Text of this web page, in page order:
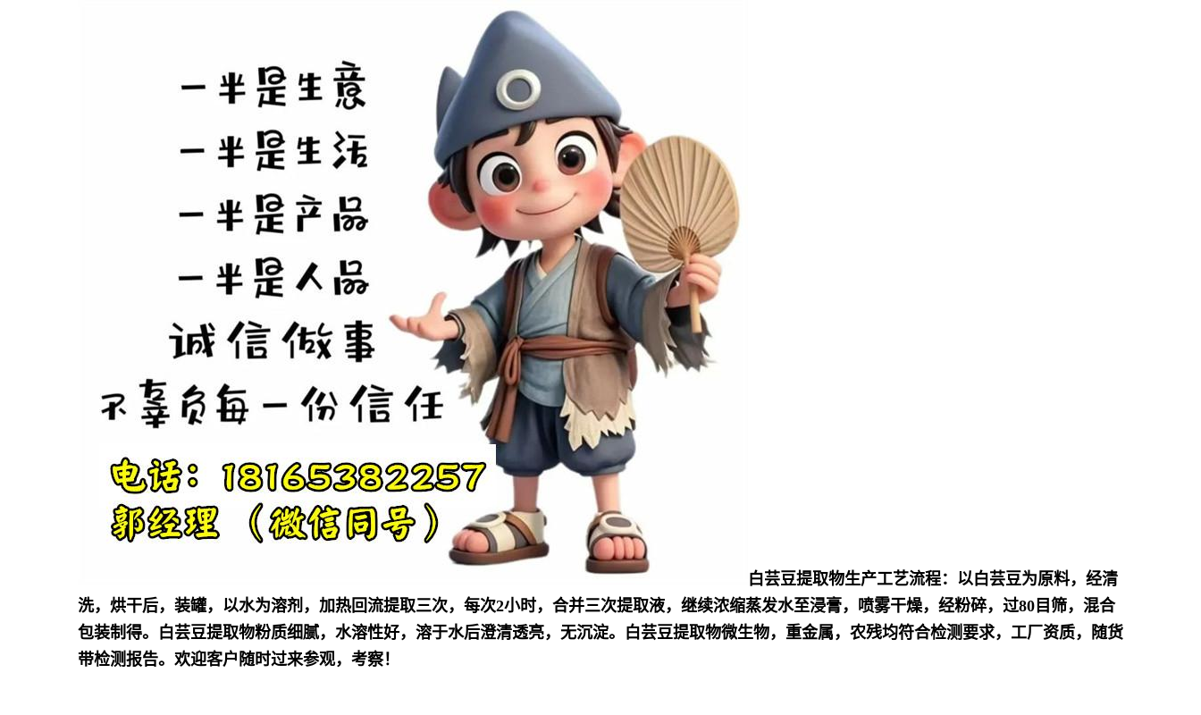
白芸豆提取物生产工艺流程：以白芸豆为原料，经清
洗，烘干后，装罐，以水为溶剂，加热回流提取三次，每次2小时，合并三次提取液，继续浓缩蒸发水至浸膏，喷雾干燥，经粉碎，过80目筛，混合
包装制得。
白芸豆提取物粉质细腻，水溶性好，溶于水后澄清透亮，无沉淀。 白芸豆提取物微生物，重金属，农残均符合检测要求，工厂资质，随货
带检测报告。欢迎客户随时过来参观，考察！